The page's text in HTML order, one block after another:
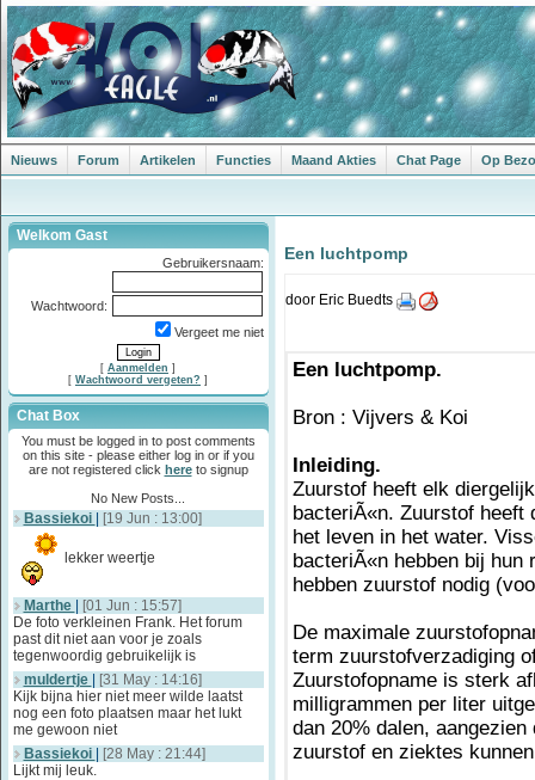
Nieuws Forum Artikelen Functies Maand Akties Chat Page Op
Welkom Gast
Gebruikersnaam:
Wachtwoord:
Vergeet me niet
[ Aanmelden ]
[ Wachtwoord vergeten? ]
Chat Box
You must be logged in to post comments
on this site - please either log in or if you
are not registered click hereto signup
No New Posts...
Bassiekoi [19 Jun : 13:00]
lekker weertje
Marthe
[01 Jun : 15:57]
De foto verkleinen Frank. Het forum
past dit niet aan voor je zoals
tegenwoordig gebruikelijk is
muldertje
[31 May : 14:16]
Kijk bijna hier niet meer wilde laatst
nog een foto plaatsen maar het lukt
me gewoon niet
Bassiekoi
[28 May : 21:44]
Lijkt mij leuk.
Een luchtpomp
door Eric Buedts
Een luchtpomp.
Bron : Vijvers & Koi
Inleiding.
Zuurstof heeft elk
bacteriÃ«n. Zuurstof heeft
het leven in het water.
bacteriÃ«n hebben bij hun
hebben zuurstof nodig
De maximale
term zuurstofverzadiging
Zuurstofopname is sterk
milligrammen per liter
dan 20% dalen,
zuurstof en ziektes